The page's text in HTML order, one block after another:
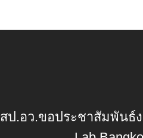
สป.อว.ขอประชาสัมพันธ์